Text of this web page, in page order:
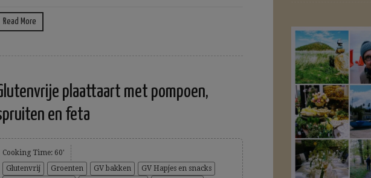
Read More
plaattaart met pompoen,
en feta
Cooking Time: 60'
Glutenvrij
Groenten GV bakken GV Hapjes en snacks